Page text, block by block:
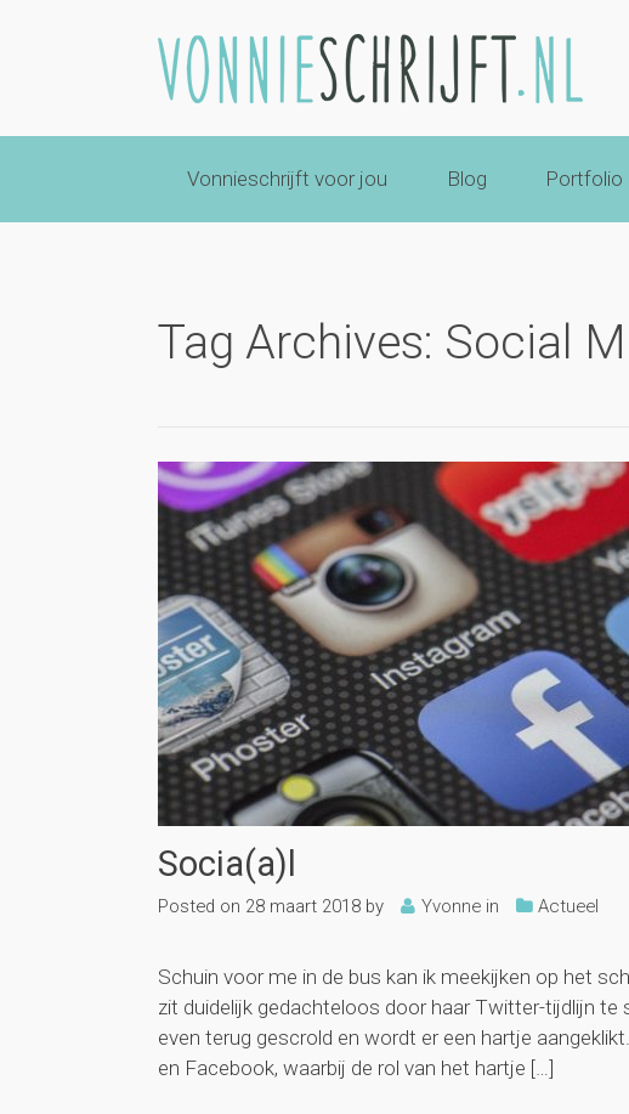
Vonnieschrijft voor jou Blog Portfolio
Tag Archives: Social
Socia(a)l
Posted on 28 maart 2018 by Yvonne in Actueel
Schuin voor me in de bus kan ik meekijken op het
zit duidelijk gedachteloos door haar Twitter-tijdlijn te
even terug gescrold en wordt er een hartje
en Facebook, waarbij de rol van het hartje […]